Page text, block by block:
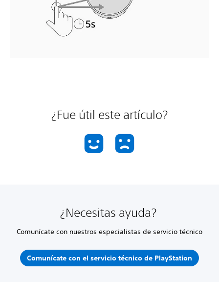
¿Fue útil este artículo?
¿Necesitas ayuda?
Comunícate con nuestros especialistas de servicio técnico
Comunícate con el servicio técnico de PlayStation